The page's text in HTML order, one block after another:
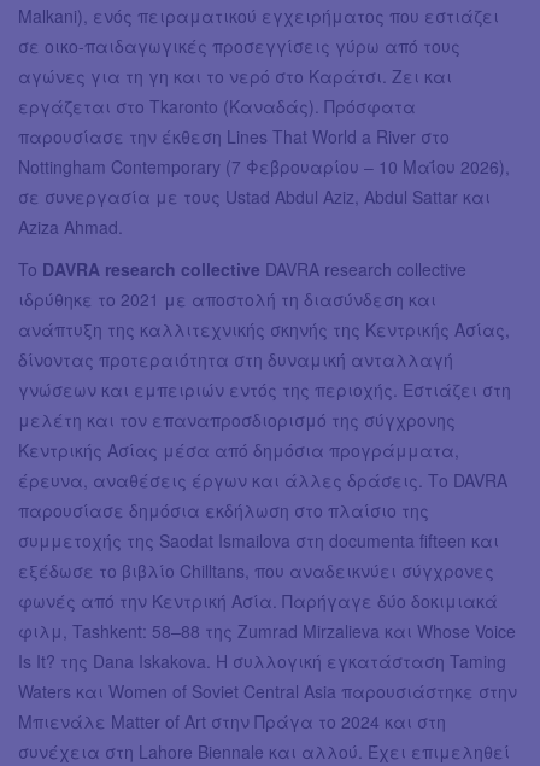
Malkani), ενός πειραματικού εγχειρήματος που εστιάζει
σε οικο-παιδαγωγικές προσεγγίσεις γύρω από τους
αγώνες για τη γη και το νερό στο Καράτσι. Ζει και
εργάζεται στο Tkaronto (Καναδάς). Πρόσφατα
παρουσίασε την έκθεση Lines That World a River στο
Nottingham Contemporary (7 Φεβρουαρίου – 10 Μαΐου 2026),
σε συνεργασία με τους Ustad Abdul Aziz, Abdul Sattar και
Aziza Ahmad.
To DAVRA research collective DAVRA research collective
ιδρύθηκε το 2021 με αποστολή τη διασύνδεση και
ανάπτυξη της καλλιτεχνικής σκηνής της Κεντρικής Ασίας,
δίνοντας προτεραιότητα στη δυναμική ανταλλαγή
γνώσεων και εμπειριών εντός της περιοχής. Εστιάζει στη
μελέτη και τον επαναπροσδιορισμό της σύγχρονης
Κεντρικής Ασίας μέσα από δημόσια προγράμματα,
έρευνα, αναθέσεις έργων και άλλες δράσεις. Το DAVRA
παρουσίασε δημόσια εκδήλωση στο πλαίσιο της
συμμετοχής της Saodat Ismailova στη documenta fifteen και
εξέδωσε το βιβλίο Chilltans, που αναδεικνύει σύγχρονες
φωνές από την Κεντρική Ασία. Παρήγαγε δύο δοκιμιακά
φιλμ, Tashkent: 58–88 της Zumrad Mirzalieva και Whose Voice
Is It? της Dana Iskakova. Η συλλογική εγκατάσταση Taming
Waters και Women of Soviet Central Asia παρουσιάστηκε στην
Μπιενάλε Matter of Art στην Πράγα το 2024 και στη
συνέχεια στη Lahore Biennale και αλλού. Έχει επιμεληθεί